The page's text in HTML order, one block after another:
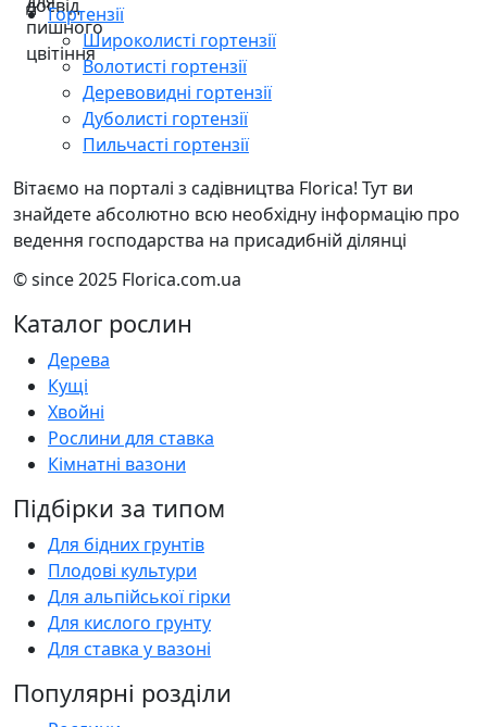
Гортензії
Широколисті гортензії
Волотисті гортензії
Деревовидні гортензії
Дуболисті гортензії
Пильчасті гортензії
Вітаємо на порталі з садівництва Florica! Тут ви
знайдете абсолютно всю необхідну інформацію про
ведення господарства на присадибній ділянці
© since 2025 Florica.com.ua
Каталог рослин
Дерева
Кущі
Хвойні
Рослини для ставка
Кімнатні вазони
Підбірки за типом
Для бідних грунтів
Плодові культури
Для альпійської гірки
Для кислого грунту
Для ставка у вазоні
Популярні розділи